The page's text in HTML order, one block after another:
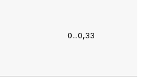
0...0,33